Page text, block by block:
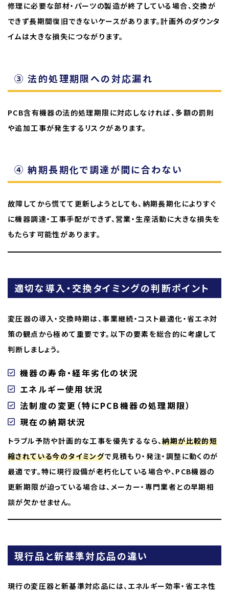
修理に必要な部材・パーツの製造が終了している場合、交換が
できず長期間復旧できないケースがあります。計画外のダウンタ
イムは大きな損失につながります。
③ 法的処理期限への対応漏れ
PCB含有機器の法的処理期限に対応しなければ、多額の罰則
や追加工事が発生するリスクがあります。
④ 納期長期化で調達が間に合わない
故障してから慌てて更新しようとしても、納期長期化によりすぐ
に機器調達・工事手配ができず、営業・生産活動に大きな損失を
もたらす可能性があります。
適切な導入・交換タイミングの判断ポイント
変圧器の導入・交換時期は、事業継続・コスト最適化・省エネ対
策の観点から極めて重要です。以下の要素を総合的に考慮して
判断しましょう。
機器の寿命・経年劣化の状況
エネルギー使用状況
法制度の変更（特にPCB機器の処理期限）
現在の納期状況
トラブル予防や計画的な工事を優先するなら、納期が比較的短
縮されている今のタイミングで見積もり・発注・調整に動くのが
最適です。特に現行設備が老朽化している場合や、PCB機器の
更新期限が迫っている場合は、メーカー・専門業者との早期相
談が欠かせません。
現行品と新基準対応品の違い
現行の変圧器と新基準対応品には、エネルギー効率・省エネ性